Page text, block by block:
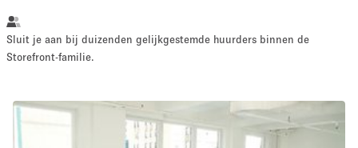
Sluit je aan bij duizenden gelijkgestemde huurders binnen de
Storefront-familie.